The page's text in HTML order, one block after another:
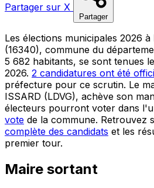
Partager sur X
Partager
Les élections municipales 2026 à
(16340), commune du
5 682 habitants, se sont tenues
2026. 2 candidatures ont été
préfecture pour ce scrutin. Le
ISSARD (LDVG), achève son
électeurs pourront voter dans
vote de la commune. Retrouvez
complète des candidats et les
premier tour.
Maire sortant